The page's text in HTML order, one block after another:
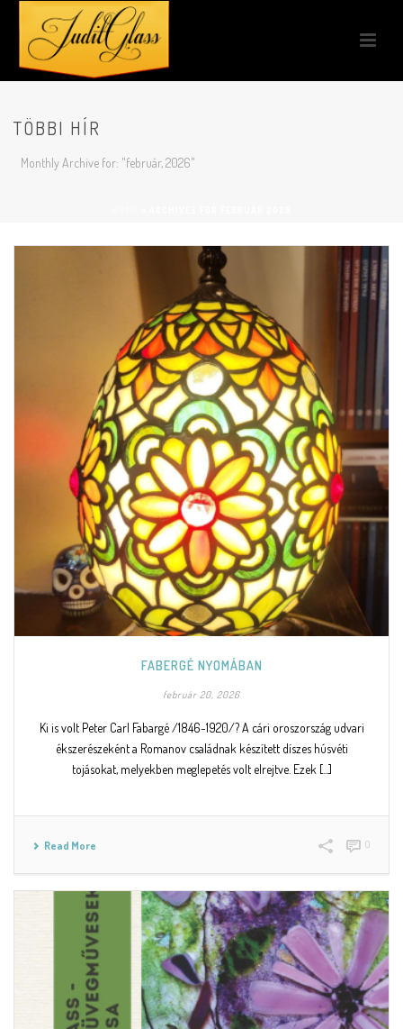
TÖBBI HÍR
Monthly Archive for: "február, 2026"
FABERGÉ NYOMÁBAN
február 20, 2026
Ki is volt Peter Carl Fabargé /1846-1920/? A cári oroszország udvari
ékszerészeként a Romanov családnak készített díszes húsvéti
tojásokat, melyekben meglepetés volt elrejtve. Ezek [...]
Read More 0